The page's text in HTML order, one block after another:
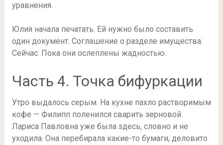
уравнения.
Юлия начала печатать. Ей нужно было составить
один документ. Соглашение о разделе имущества.
Сейчас. Пока они ослеплены жадностью.
Часть 4. Точка бифуркации
Утро выдалось серым. На кухне пахло растворимым
кофе — Филипп поленился сварить зерновой.
Лариса Павловна уже была здесь, словно и не
уходила. Она перебирала какие-то бумаги, деловито